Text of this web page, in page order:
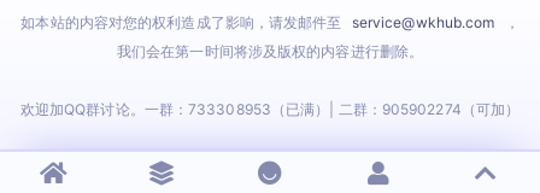
如本站的内容对您的权利造成了影响，请发邮件至 service@wkhub.com
，
我们会在第一时间将涉及版权的内容进行删除。
欢迎加QQ群讨论。一群：733308953（已满）| 二群：905902274（可加）